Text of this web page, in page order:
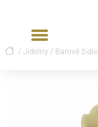
/ Jídelny / Barové židle